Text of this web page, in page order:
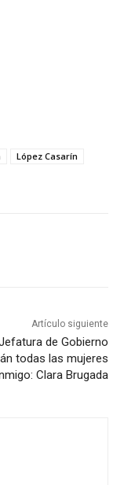
López Casarín
Artículo siguiente
de Gobierno
todas las mujeres
Clara Brugada